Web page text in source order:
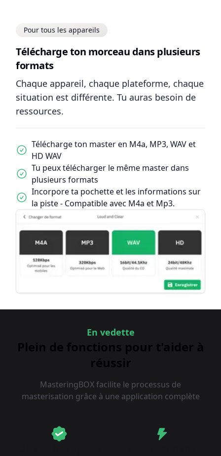
Pour tous les appareils
Télécharge ton morceau dans plusieurs
formats
Chaque appareil, chaque plateforme, chaque
situation est différente. Tu auras besoin de
ressources.
Télécharge ton master en M4a, MP3, WAV et
HD WAV
Tu peux télécharger le même master dans
plusieurs formats
Incorpore ta pochette et les informations sur
la piste - Compatible avec M4a et Mp3.
En vedette
Plein de fonctions pour t'aider à
réussir
MasteringBOX facilite le processus de
masterisation grâce à une application complète